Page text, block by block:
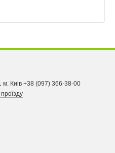
м. Киів +38 (097) 366-38-00